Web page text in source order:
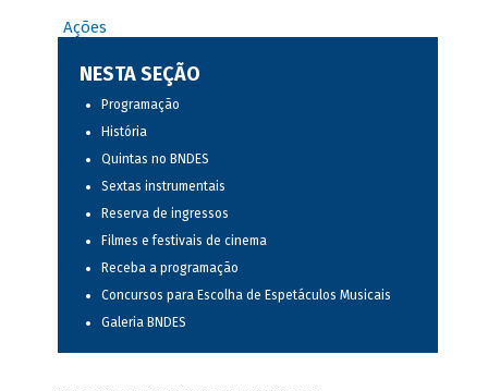
Ações
NESTA SEÇÃO
Programação
História
Quintas no BNDES
Sextas instrumentais
Reserva de ingressos
Filmes e festivais de cinema
Receba a programação
Concursos para Escolha de Espetáculos Musicais
Galeria BNDES